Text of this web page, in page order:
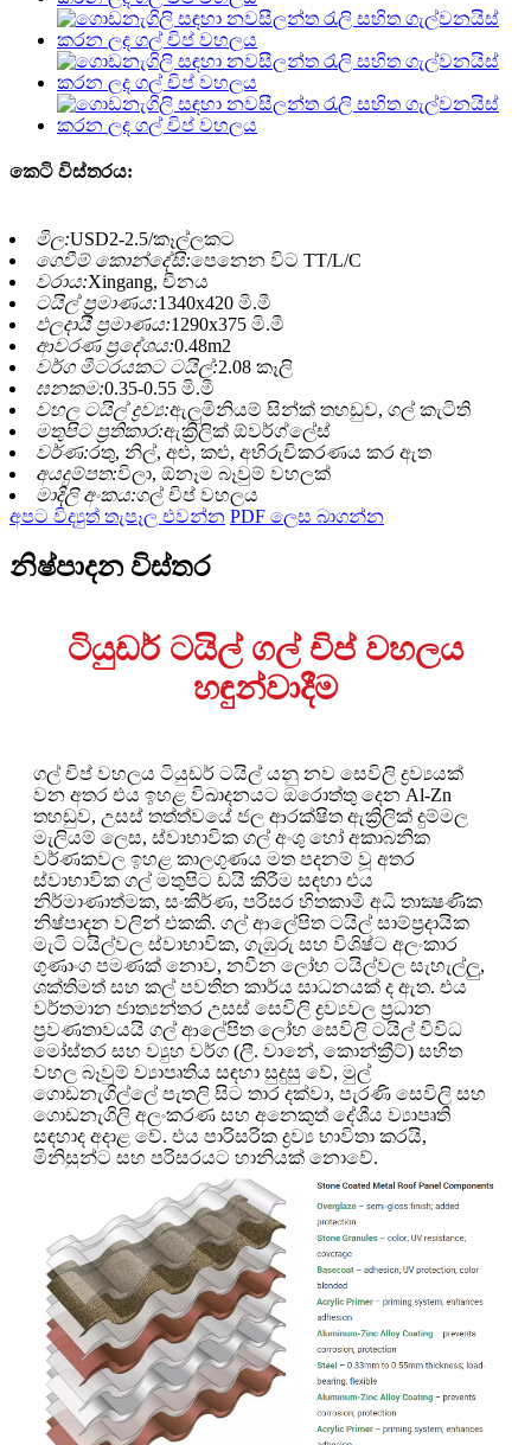
කෙටි විස්තරය:
මිල:USD2-2.5/කෑල්ලකට
ගෙවීම් කොන්දේසි:පෙනෙන විට TT/L/C
වරාය:Xingang, චීනය
ටයිල් ප්‍රමාණය:1340x420 මි.මී
ඵලදායී ප්‍රමාණය:1290x375 මි.මී
ආවරණ ප්‍රදේශය:0.48m2
වර්ග මීටරයකට ටයිල්:2.08 කෑලි
ඝනකම:0.35-0.55 මි.මී
වහල ටයිල් ද්‍රව්‍ය:ඇලුමිනියම් සින්ක් තහඩුව, ගල් කැටිති
මතුපිට ප්‍රතිකාර:ඇක්‍රිලික් ඕවර්ග්ලේස්
වර්ණ:රතු, නිල්, අළු, කළු, අභිරුචිකරණය කර ඇත
අයදුම්පත:විලා, ඕනෑම බෑවුම් වහලක්
මාදිලි අංකය:ගල් චිප් වහලය
අපට විද්‍යුත් තැපෑල එවන්න PDF ලෙස බාගන්න
නිෂ්පාදන විස්තර
ටියුඩර් ටයිල් ගල් චිප් වහලය
හඳුන්වාදීම
ගල් චිප් වහලය ටියුඩර් ටයිල් යනු නව සෙවිලි ද්‍රව්‍යයක්
වන අතර එය ඉහළ විඛාදනයට ඔරොත්තු දෙන Al-Zn
තහඩුව, උසස් තත්ත්වයේ ජල ආරක්ෂිත ඇක්‍රිලික් දුම්මල
මැලියම් ලෙස, ස්වාභාවික ගල් අංශු හෝ අකාබනික
වර්ණකවල ඉහළ කාලගුණය මත පදනම් වූ අතර
ස්වාභාවික ගල් මතුපිට ඩයි කිරීම සඳහා එය
නිර්මාණාත්මක, සංකීර්ණ, පරිසර හිතකාමී අධි තාක්‍ෂණික
නිෂ්පාදන වලින් එකකි. ගල් ආලේපිත ටයිල් සාම්ප්‍රදායික
මැටි ටයිල්වල ස්වාභාවික, ගැඹුරු සහ විශිෂ්ට අලංකාර
ගුණාංග පමණක් නොව, නවීන ලෝහ ටයිල්වල සැහැල්ලු,
ශක්තිමත් සහ කල් පවතින කාර්ය සාධනයක් ද ඇත. එය
වර්තමාන ජාත්‍යන්තර උසස් සෙවිලි ද්‍රව්‍යවල ප්‍රධාන
ප්‍රවණතාවයයි ගල් ආලේපිත ලෝහ සෙවිලි ටයිල් විවිධ
මෝස්තර සහ ව්‍යුහ වර්ග (ලී. වානේ, කොන්ක්‍රීට්) සහිත
වහල බෑවුම් ව්‍යාපෘතිය සඳහා සුදුසු වේ, මුල්
ගොඩනැගිල්ලේ පැතලි සිට තාර දක්වා, පැරණි සෙවිලි සහ
ගොඩනැගිලි අලංකරණ සහ අනෙකුත් දේශීය ව්‍යාපෘති
සඳහාද අදාළ වේ. එය පාරිසරික ද්‍රව්‍ය භාවිතා කරයි,
මිනිසුන්ට සහ පරිසරයට හානියක් නොවේ.